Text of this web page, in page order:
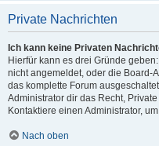
Private Nachrichten
Ich kann keine Privaten
Hierfür kann es drei Gründe
nicht angemeldet, oder die Board-
das komplette Forum
Administrator dir das Recht,
Kontaktiere einen Administrator,
Nach oben